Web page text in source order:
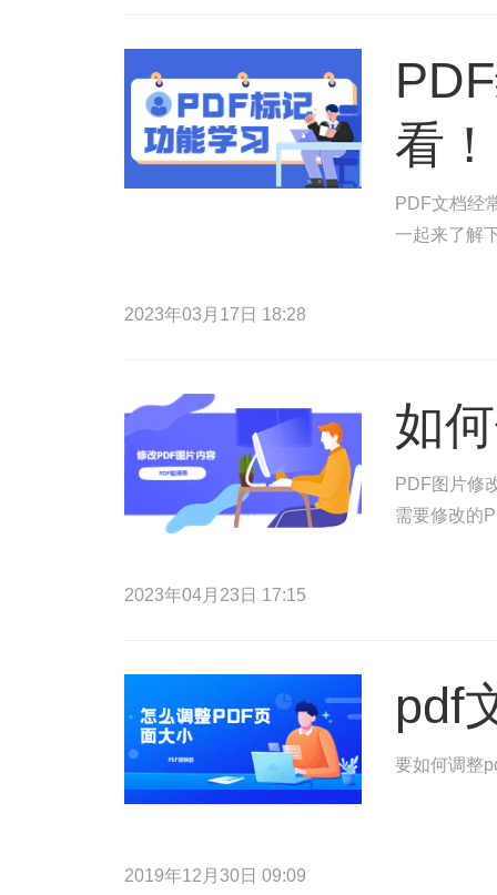
看！
PDF文档经
一起来了解
2023年03月17日 18:28
如
PDF图片修
需要修改的
2023年04月23日 17:15
pdf
要如何调整
2019年12月30日 09:09